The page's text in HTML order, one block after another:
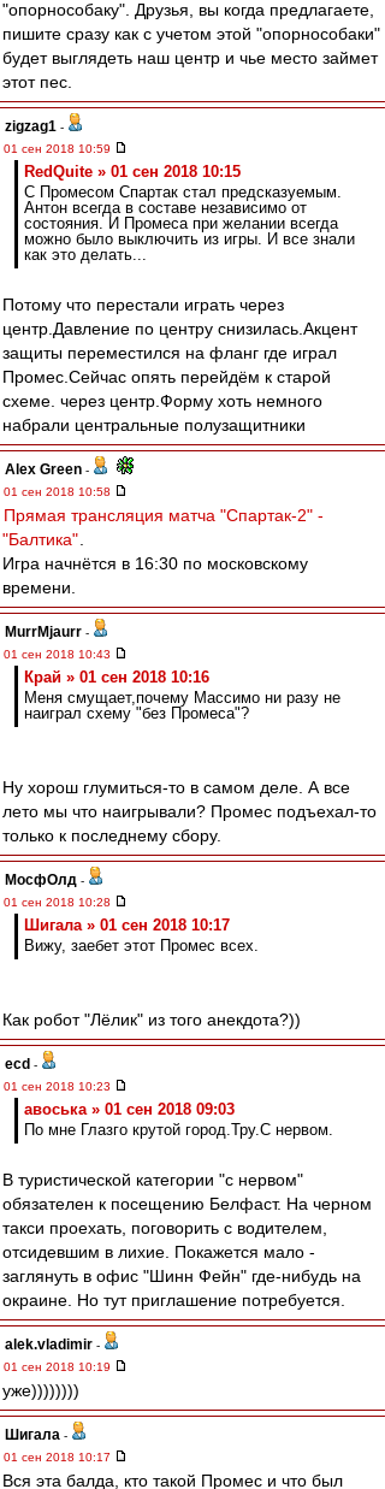
"опорнособаку". Друзья, вы когда предлагаете,
пишите сразу как с учетом этой "опорнособаки"
будет выглядеть наш центр и чье место займет
этот пес.
zigzag1 -
01 сен 2018 10:59
RedQuite » 01 сен 2018 10:15
С Промесом Спартак стал предсказуемым.
Антон всегда в составе независимо от
состояния. И Промеса при желании всегда
можно было выключить из игры. И все знали
как это делать...
Потому что перестали играть через
центр.Давление по центру снизилась.Акцент
защиты переместился на фланг где играл
Промес.Сейчас опять перейдём к старой
схеме. через центр.Форму хоть немного
набрали центральные полузащитники
Alex Green -
01 сен 2018 10:58
Прямая трансляция матча "Спартак-2" -
"Балтика"
Игра начнётся в 16:30 по московскому
времени.
MurrMjaurr -
01 сен 2018 10:43
Край » 01 сен 2018 10:16
Меня смущает,почему Массимо ни разу не
наиграл схему "без Промеса"?
Ну хорош глумиться-то в самом деле. А все
лето мы что наигрывали? Промес подъехал-то
только к последнему сбору.
МосфОлд -
01 сен 2018 10:28
Шигала » 01 сен 2018 10:17
Вижу, заебет этот Промес всех.
Как робот "Лёлик" из того анекдота?))
ecd -
01 сен 2018 10:23
авоська » 01 сен 2018 09:03
По мне Глазго крутой город.Тру.С нервом.
В туристической категории "с нервом"
обязателен к посещению Белфаст. На черном
такси проехать, поговорить с водителем,
отсидевшим в лихие. Покажется мало -
заглянуть в офис "Шинн Фейн" где-нибудь на
окраине. Но тут приглашение потребуется.
alek.vladimir -
01 сен 2018 10:19
уже))))))))
Шигала -
01 сен 2018 10:17
Вся эта балда, кто такой Промес и что был